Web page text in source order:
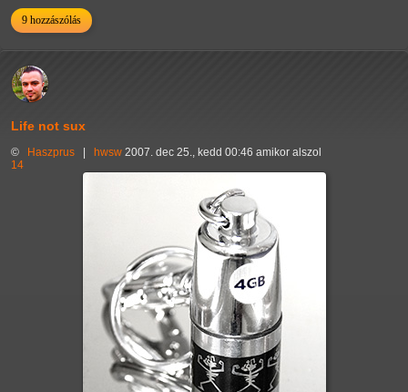
9 hozzászólás
Life not sux
© Haszprus hwsw 2007. dec 25., kedd 00:46 amikor alszol
14